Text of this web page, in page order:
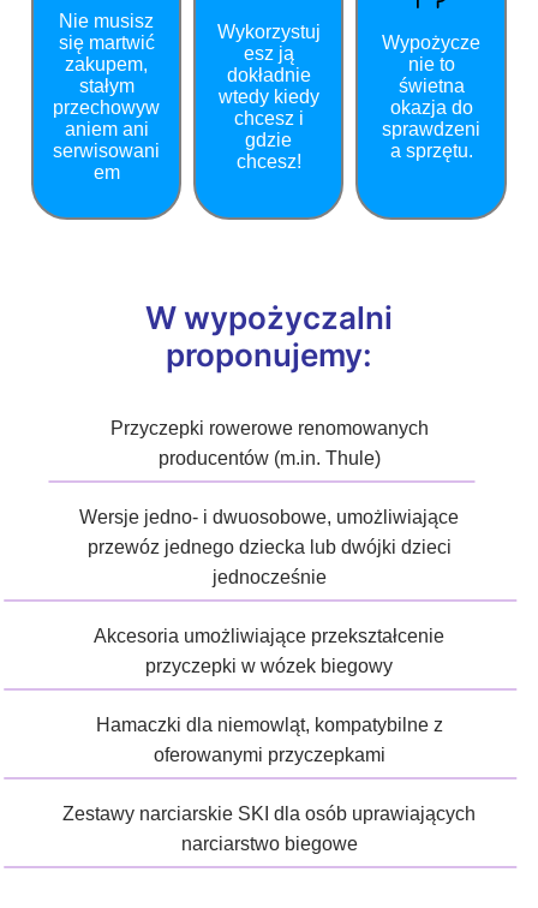
Nie musisz
się martwić
zakupem,
stałym
przechowyw
aniem ani
serwisowani
em
Wykorzystuj
esz ją
dokładnie
wtedy kiedy
chcesz i
gdzie
chcesz!
Wypożycze
nie to
świetna
okazja do
sprawdzeni
a sprzętu.
W wypożyczalni
proponujemy:
Przyczepki rowerowe renomowanych
producentów (m.in. Thule)
Wersje jedno- i dwuosobowe, umożliwiające
przewóz jednego dziecka lub dwójki dzieci
jednocześnie
Akcesoria umożliwiające przekształcenie
przyczepki w wózek biegowy
Hamaczki dla niemowląt, kompatybilne z
oferowanymi przyczepkami
Zestawy narciarskie SKI dla osób uprawiających
narciarstwo biegowe